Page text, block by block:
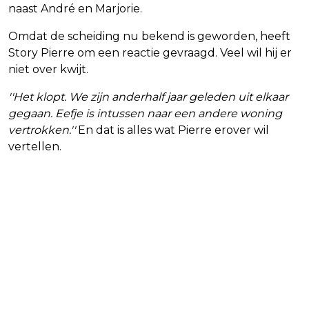
naast André en Marjorie.
Omdat de scheiding nu bekend is geworden, heeft
Story Pierre om een reactie gevraagd. Veel wil hij er
niet over kwijt.
''Het klopt. We zijn anderhalf jaar geleden uit elkaar
gegaan. Eefje is intussen naar een andere woning
vertrokken.''En dat is alles wat Pierre erover wil
vertellen.